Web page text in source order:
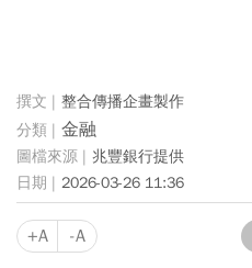
整合傳播企畫製作
金融
兆豐銀行提供
2026-03-26 11:36
+A -A